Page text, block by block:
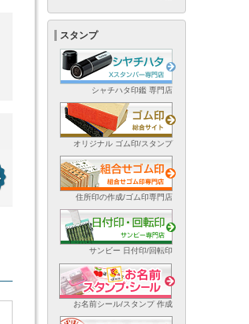
スタンプ
シャチハタ印鑑 専門店
オリジナル ゴム印/スタンプ
住所印の作成/ゴム印専門店
サンビー 日付印/回転印
お名前シール/スタンプ 作成